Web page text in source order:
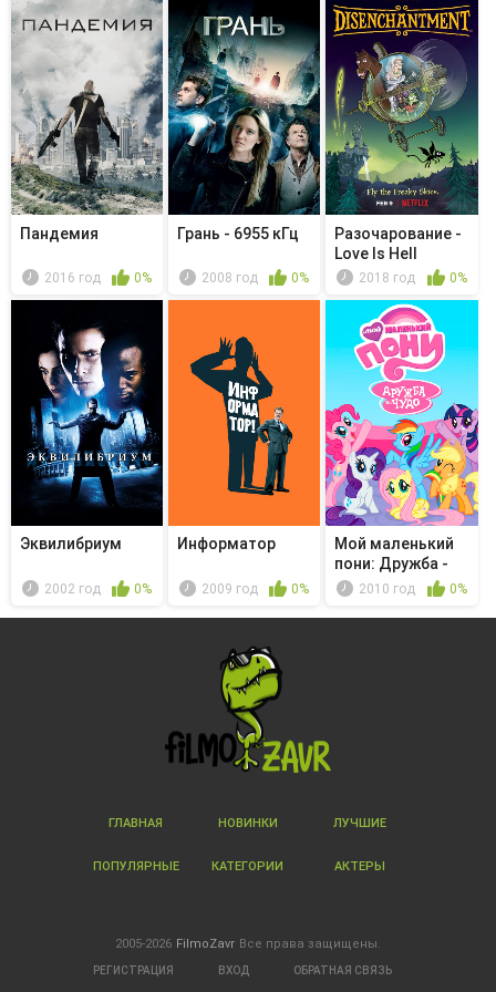
Пандемия
2016 год 0%
Грань - 6955 кГц
2008 год 0%
Разочарование -
Love Is Hell
2018 год 0%
Эквилибриум
2002 год 0%
Информатор
2009 год 0%
Мой маленький
пони: Дружба -
это чудо...
2010 год 0%
ГЛАВНАЯ НОВИНКИ ЛУЧШИЕ
ПОПУЛЯРНЫЕ КАТЕГОРИИ АКТЕРЫ
2005-2026 FilmoZavr Все права защищены.
РЕГИСТРАЦИЯ ВХОД ОБРАТНАЯ СВЯЗЬ